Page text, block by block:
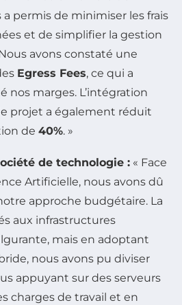
a permis de minimiser les frais
et de simplifier la gestion
avons constaté une
Egress Fees, ce qui a
marges. L’intégration
projet a également réduit
de 40%. »
de technologie : « Face
Artificielle, nous avons dû
approche budgétaire. La
aux infrastructures
mais en adoptant
nous avons pu diviser
appuyant sur des serveurs
charges de travail et en